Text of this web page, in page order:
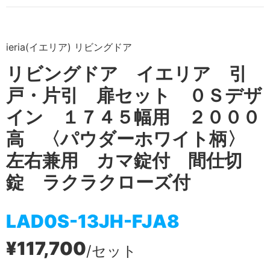
ieria(イエリア) リビングドア
リビングドア イエリア 引
戸・片引 扉セット ０Ｓデザ
イン １７４５幅用 ２０００
高 〈パウダーホワイト柄〉
左右兼用 カマ錠付 間仕切
錠 ラクラクローズ付
LAD0S-13JH-FJA8
¥117,700/セット